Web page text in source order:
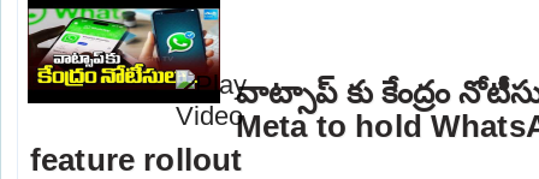
వాట్సాప్ కు కేంద్రం
Meta to hold
feature rollout